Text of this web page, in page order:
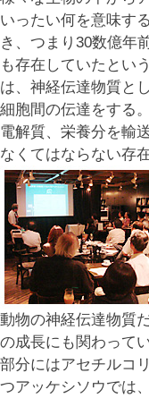
いったい何を意味す
き、つまり30数億年
も存在していたとい
は、神経伝達物質と
細胞間の伝達をする
電解質、栄養分を輸
なくてはならない存
動物の神経伝達物質
の成長にも関わって
部分にはアセチルコ
つアッケシソウでは